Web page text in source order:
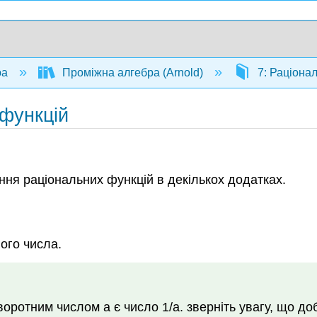
Проміжна алгебра (Arnold) 7:
раціональних функцій в декількох додатках.
числа.
числом a є число 1/a. зверніть увагу, що